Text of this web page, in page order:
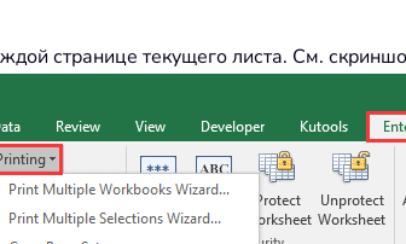
странице текущего листа. См.